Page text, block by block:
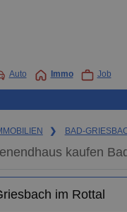
Auto Immo Job
❯ BAD-
kaufen